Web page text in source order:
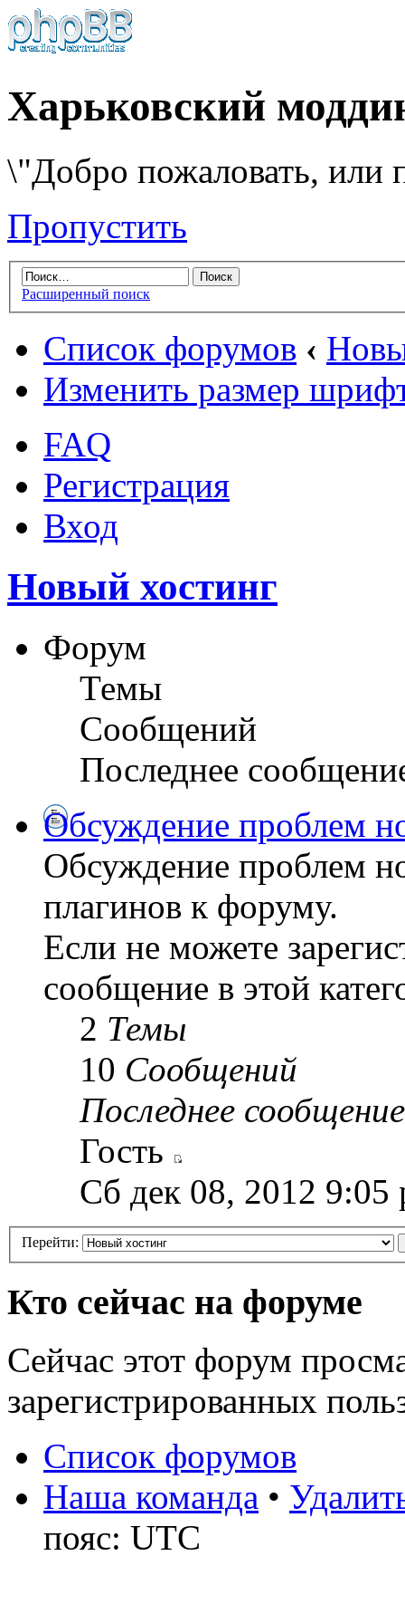
Харьковский
\"Добро пожаловать, или
Пропустить
Расширенный поиск
Список форумов ‹
Изменить размер
FAQ
Регистрация
Вход
Новый хостинг
Форум
Темы
Сообщений
Последнее
Обсуждение проблем
Обсуждение проблем
плагинов к форуму.
Если не можете
сообщение в этой
2 Темы
10 Сообщений
Последнее сообщение
Гость
Сб дек 08, 2012 9:05
Перейти:
Кто сейчас на форуме
Сейчас этот форум
зарегистрированных
Список форумов
Наша команда •
пояс: UTC